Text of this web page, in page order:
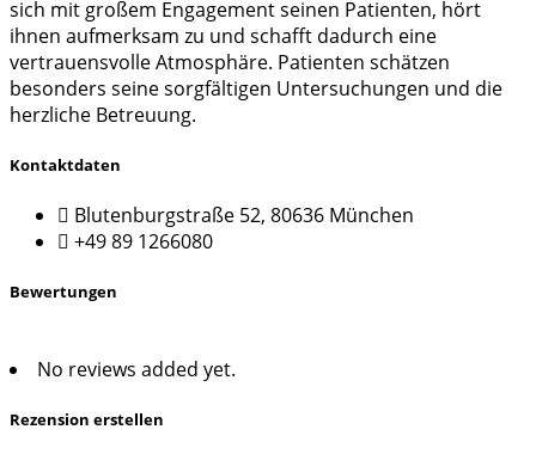
sich mit großem Engagement seinen Patienten, hört
ihnen aufmerksam zu und schafft dadurch eine
vertrauensvolle Atmosphäre. Patienten schätzen
besonders seine sorgfältigen Untersuchungen und die
herzliche Betreuung.
Kontaktdaten
Blutenburgstraße 52, 80636 München
+49 89 1266080
Bewertungen
No reviews added yet.
Rezension erstellen